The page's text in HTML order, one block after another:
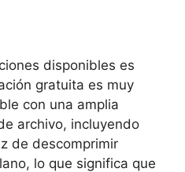
disponibles es
gratuita es muy
con una amplia
archivo, incluyendo
de descomprimir
lo que significa que